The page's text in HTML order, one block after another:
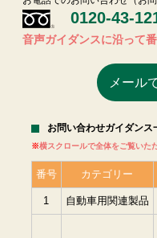
0120-43-
音声ガイダンスに沿って
メール
お問い合わせガイダンス
横スクロールで全体をご覧いた
番号 カテゴリー
1 自動車用関連製品